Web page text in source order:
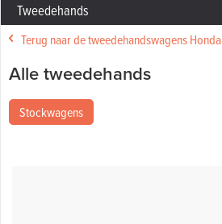
Tweedehands
Terug naar de tweedehandswagens Honda
Alle tweedehands
Stockwagens